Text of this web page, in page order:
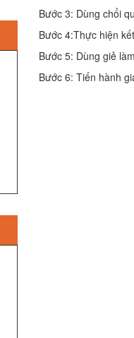
Bước 3: Dùng chổi
Bước 4:Thực hiện
Bước 5: Dùng giẻ
Bước 6: Tiến hành